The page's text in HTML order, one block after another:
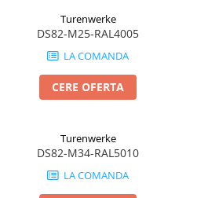
Turenwerke
DS82-M25-RAL4005
LA COMANDA
CERE OFERTA
Turenwerke
DS82-M34-RAL5010
LA COMANDA